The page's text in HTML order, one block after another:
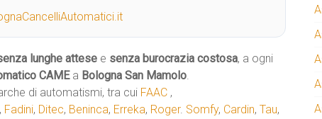
lunghe attese e senza burocrazia costosa, a ogni
CAMEa Bologna San Mamolo.
di automatismi, tra cui FAAC ,
, Fadini, Ditec, Beninca, Erreka, Roger. Somfy, Cardin, Tau,